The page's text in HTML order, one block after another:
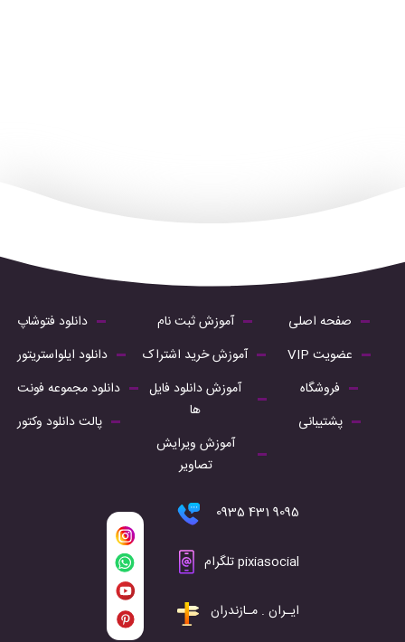
صفحه اصلی
عضویت VIP
فروشگاه
پشتیبانی
آموزش ثبت نام
آموزش خرید اشتراک
آموزش دانلود فایل
ها
آموزش ویرایش
تصاویر
دانلود فتوشاپ
دانلود ایلواستریتور
دانلود مجموعه فونت
پالت دانلود وکتور
9095 431 0935
pixiasocial تلگرام
ایـران . مـازندران